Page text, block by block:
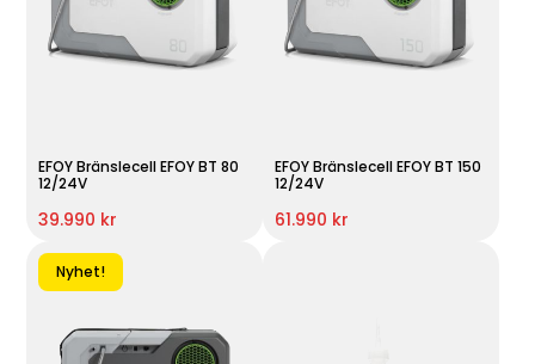
EFOY Bränslecell EFOY BT 80
12/24V
39.990 kr
EFOY Bränslecell EFOY BT 150
12/24V
61.990 kr
Nyhet!